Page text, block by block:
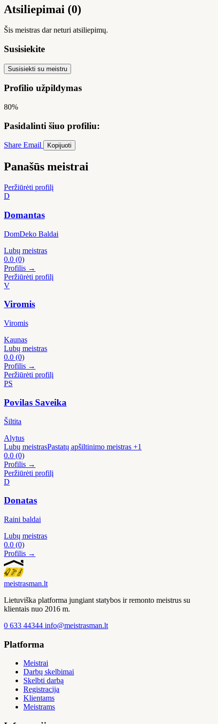
Atsiliepimai (0)
Šis meistras dar neturi atsiliepimų.
Susisiekite
Susisiekti su meistru
Profilio užpildymas
80%
Pasidalinti šiuo profiliu:
Share Email Kopijuoti
Panašūs meistrai
Peržiūrėti profilį
D
Domantas
DomDeko Baldai
Lubų meistras
0.0 (0)
Profilis →
Peržiūrėti profilį
V
Viromis
Viromis
Kaunas
Lubų meistras
0.0 (0)
Profilis →
Peržiūrėti profilį
PS
Povilas Saveika
Šiltita
Alytus
Lubų meistrasPastatų apšiltinimo meistras +1
0.0 (0)
Profilis →
Peržiūrėti profilį
D
Donatas
Raini baldai
Lubų meistras
0.0 (0)
Profilis →
meistrasman.lt
Lietuviška platforma jungiant statybos ir remonto meistrus su
klientais nuo 2016 m.
0 633 44344 info@meistrasman.lt
Platforma
Meistrai
Darbų skelbimai
Skelbti darbą
Registracija
Klientams
Meistrams